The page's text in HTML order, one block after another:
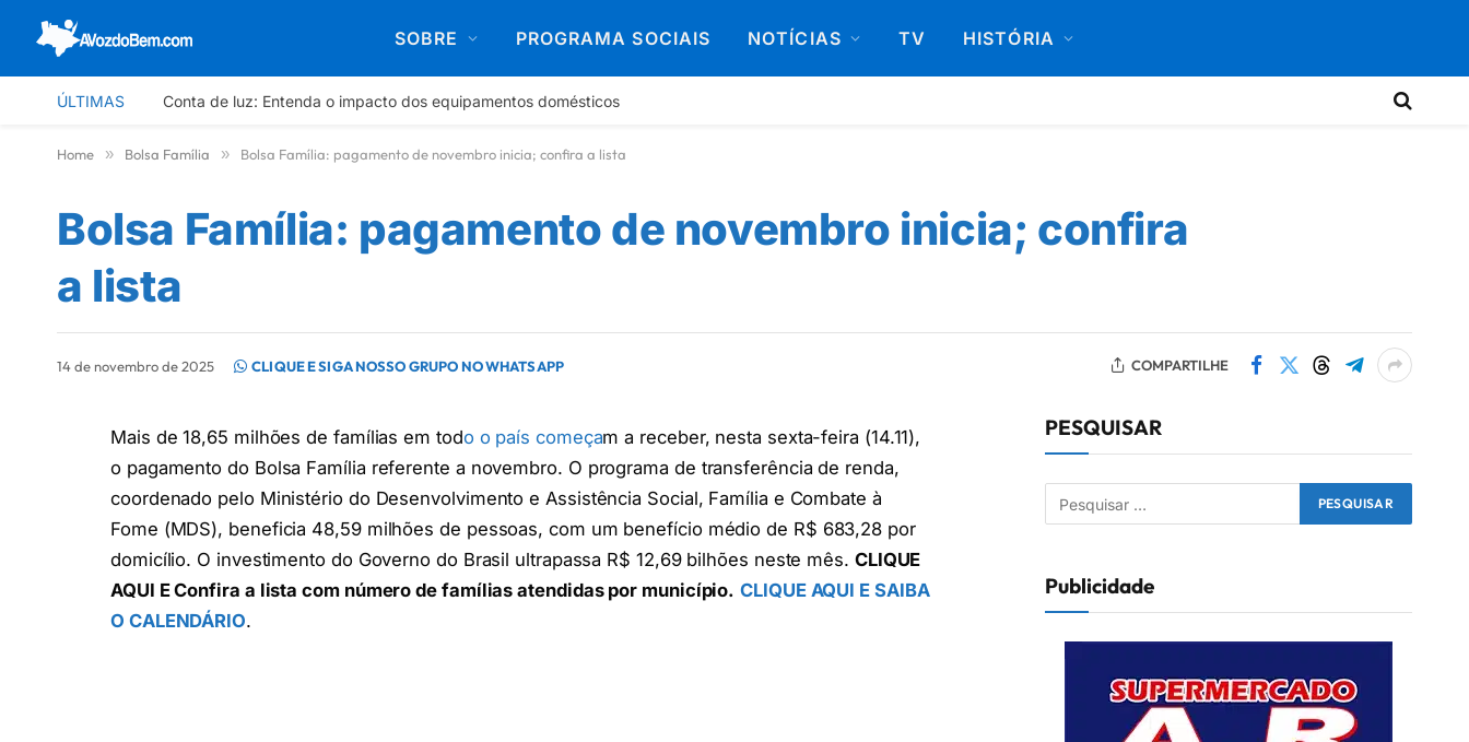
SOBRE PROGRAMA SOCIAIS NOTÍCIAS TV HISTÓRIA
ÚLTIMAS Conta de luz: Entenda o impacto dos equipamentos domésticos
Home » Bolsa Família » Bolsa Família: pagamento de novembro inicia; confira a lista
Bolsa Família: pagamento de novembro inicia; confira
a lista
14 de novembro de 2025 CLIQUE E SIGA NOSSO GRUPO NO WHATSAPP COMPARTILHE
Mais de 18,65 milhões de famílias em todo o país começam a receber, nesta sexta-feira (14.11),
o pagamento do Bolsa Família referente a novembro. O programa de transferência de renda,
coordenado pelo Ministério do Desenvolvimento e Assistência Social, Família e Combate à
Fome (MDS), beneficia 48,59 milhões de pessoas, com um benefício médio de R$ 683,28 por
domicílio. O investimento do Governo do Brasil ultrapassa R$ 12,69 bilhões neste mês. CLIQUE
AQUI E Confira a lista com número de famílias atendidas por município. CLIQUE AQUI E SAIBA
O CALENDÁRIO.
PESQUISAR
Publicidade